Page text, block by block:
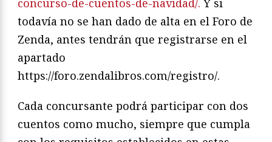
concurso-de-cuentos-de-navidad/. Y si
todavía no se han dado de alta en el Foro de
Zenda, antes tendrán que registrarse en el
apartado
https://foro.zendalibros.com/registro/.
Cada concursante podrá participar con dos
cuentos como mucho, siempre que cumpla